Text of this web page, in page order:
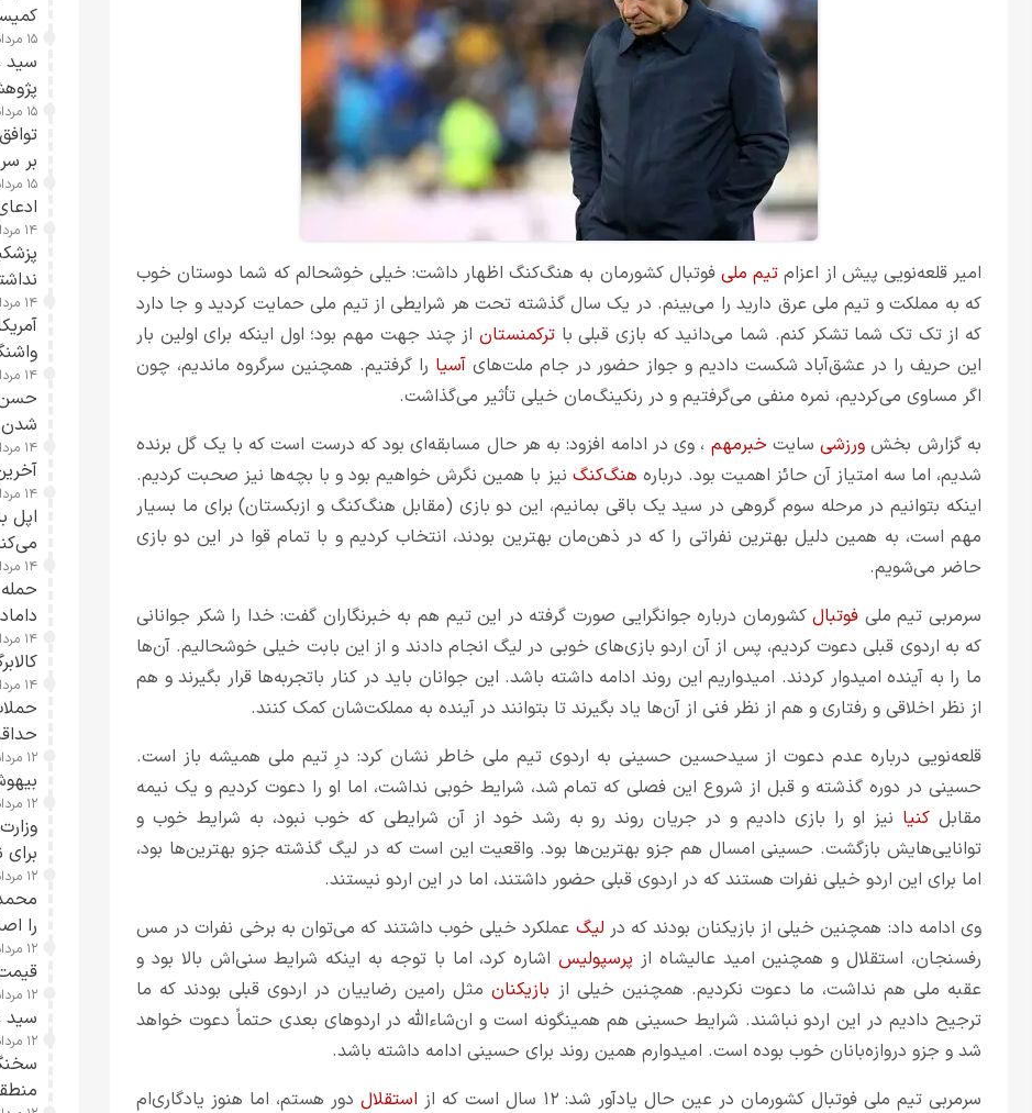
امیر قلعه‌نویی پیش از اعزام تیم ملی فوتبال کشورمان به هنگ‌کنگ اظهار داشت: خیلی خوشحالم که شما دوستان خوب
که به مملکت و تیم ملی عرق دارید را می‌بینم. در یک سال گذشته تحت هر شرایطی از تیم ملی حمایت کردید و جا دارد
که از تک تک شما تشکر کنم. شما می‌دانید که بازی قبلی باترکمنستان از چند جهت مهم بود؛ اول اینکه برای اولین بار
این حریف را در عشق‌آباد شکست دادیم و جواز حضور در جام ملت‌هایآسیا را گرفتیم. همچنین سرگروه ماندیم، چون
اگر مساوی می‌کردیم، نمره منفی می‌گرفتیم و در رنکینگ‌مان خیلی تأثیر می‌گذاشت.
به گزارش بخش ورزشیسایت خبرمهم ، وی در ادامه افزود: به هر حال مسابقه‌ای بود که درست است که با یک گل برنده
شدیم، اما سه امتیاز آن حائز اهمیت بود. درباره هنگ‌کنگ نیز با همین نگرش خواهیم بود و با بچه‌ها نیز صحبت کردیم.
اینکه بتوانیم در مرحله سوم گروهی در سید یک باقی بمانیم، این دو بازی (مقابل هنگ‌کنگ و ازبکستان) برای ما بسیار
مهم است، به همین دلیل بهترین نفراتی را که در ذهن‌مان بهترین بودند، انتخاب کردیم و با تمام قوا در این دو بازی
حاضر می‌شویم.
سرمربی تیم ملی فوتبالکشورمان درباره جوانگرایی صورت گرفته در این تیم هم به خبرنگاران گفت: خدا را شکر جوانانی
که به اردوی قبلی دعوت کردیم، پس از آن اردو بازی‌های خوبی در لیگ انجام دادند و از این بابت خیلی خوشحالیم. آن‌ها
ما را به آینده امیدوار کردند. امیدواریم این روند ادامه داشته باشد. این جوانان باید در کنار باتجربه‌ها قرار بگیرند و هم
از نظر اخلاقی و رفتاری و هم از نظر فنی از آن‌ها یاد بگیرند تا بتوانند در آینده به مملکت‌شان کمک کنند.
قلعه‌نویی درباره عدم دعوت از سیدحسین حسینی به اردوی تیم ملی خاطر نشان کرد: درِ تیم ملی همیشه باز است.
حسینی در دوره گذشته و قبل از شروع این فصلی که تمام شد، شرایط خوبی نداشت، اما او را دعوت کردیم و یک نیمه
مقابل کنیا نیز او را بازی دادیم و در جریان روند رو به رشد خود از آن شرایطی که خوب نبود، به شرایط خوب و
توانایی‌هایش بازگشت. حسینی امسال هم جزو بهترین‌ها بود. واقعیت این است که در لیگ گذشته جزو بهترین‌ها بود،
اما برای این اردو خیلی نفرات هستند که در اردوی قبلی حضور داشتند، اما در این اردو نیستند.
وی ادامه داد: همچنین خیلی از بازیکنان بودند که در لیگ عملکرد خیلی خوب داشتند که می‌توان به برخی نفرات در مس
رفسنجان، استقلال و همچنین امید عالیشاه از پرسپولیساشاره کرد، اما با توجه به اینکه شرایط سنی‌اش بالا بود و
عقبه ملی هم نداشت، ما دعوت نکردیم. همچنین خیلی از بازیکنانمثل رامین رضاییان در اردوی قبلی بودند که ما
ترجیح دادیم در این اردو نباشند. شرایط حسینی هم همینگونه است و ان‌شاءالله در اردوهای بعدی حتماً دعوت خواهد
شد و جزو دروازه‌بانان خوب بوده است. امیدوارم همین روند برای حسینی ادامه داشته باشد.
سرمربی تیم ملی فوتبال کشورمان در عین حال یادآور شد: ۱۲ سال است که از
استقلال دور هستم، اما هنوز یادگاری‌ام
۱۵ مرداد ۱۴۰۵ / ۱۹:۳۷
سید
۱۵ مرداد ۱۴۰۵ / ۱۲:۵۶
بر
۱۵ مرداد ۱۴۰۵ / ۰۸:۳۴
۱۴ مرداد ۱۴۰۵ / ۲۲:۵۵
۱۴ مرداد ۱۴۰۵ / ۱۹:۴۷
۱۴ مرداد ۱۴۰۵ / ۱۹:۰۷
حسن
شدن
۱۴ مرداد ۱۴۰۵ / ۱۵:۴۹
آخرین
۱۴ مرداد ۱۴۰۵ / ۱۲:۱۵
اپل
۱۴ مرداد ۱۴۰۵ / ۱۰:۰۵
۱۴ مرداد ۱۴۰۵ / ۰۸:۰۰
کالابرگ مرداد ۱۴۰۵
۱۴ مرداد ۱۴۰۵ / ۰۷:۴۷
حداقل ۳۰ موشک
۱۲ مرداد ۱۴۰۵ / ۱۹:۳۲
۱۲ مرداد ۱۴۰۵ / ۱۸:۴۷
۱۲ مرداد ۱۴۰۵ / ۱۷:۲۱
را
۱۲ مرداد ۱۴۰۵ / ۱۵:۲۳
قیمت
۱۲ مرداد ۱۴۰۵ / ۱۵:۰۴
سید
۱۲ مرداد ۱۴۰۵ / ۱۲:۱۲